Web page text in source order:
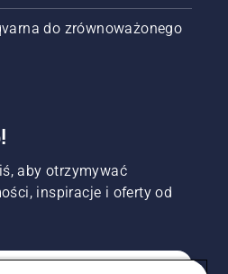
do zrównoważonego
aby otrzymywać
inspiracje i oferty od